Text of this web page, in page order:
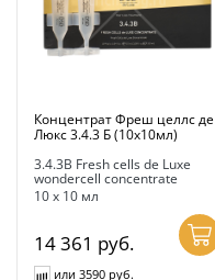
Концентрат Фреш целлс де
Люкс 3.4.3 Б (10x10мл)
3.4.3B Fresh cells de Luxe
wondercell concentrate
10 х 10 мл
14 361 руб.
или 3590 руб.